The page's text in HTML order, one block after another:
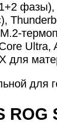
фазы),
Ultra,
для
для